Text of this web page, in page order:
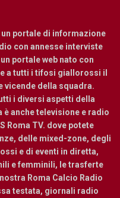
portale di informazione
con annesse interviste
portale web nato con
a tutti i tifosi giallorossi il
vicende della squadra.
i diversi aspetti della
è anche televisione e radio
Roma TV. dove potete
delle mixed-zone, degli
e di eventi in diretta,
e femminili, le trasferte
Roma Calcio Radio
testata, giornali radio